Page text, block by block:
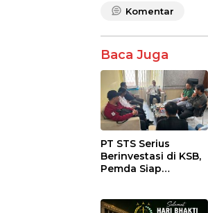
Komentar
Baca Juga
PT STS Serius
Berinvestasi di KSB,
Pemda Siap
Kepatuhan Regulasi